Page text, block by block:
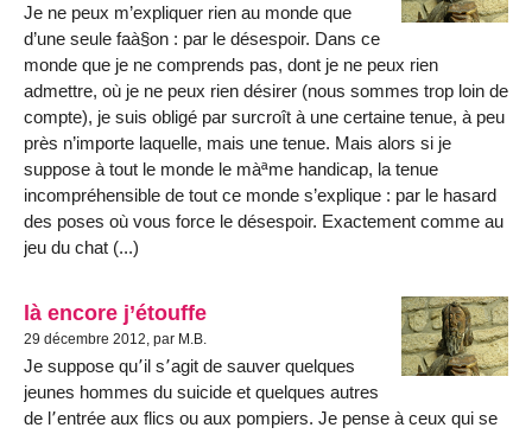
Je ne peux m’expliquer rien au monde que
d’une seule faà§on : par le désespoir. Dans ce
monde que je ne comprends pas, dont je ne peux rien
admettre, où je ne peux rien désirer (nous sommes trop loin de
compte), je suis obligé par surcroît à une certaine tenue, à peu
près n’importe laquelle, mais une tenue. Mais alors si je
suppose à tout le monde le màªme handicap, la tenue
incompréhensible de tout ce monde s’explique : par le hasard
des poses où vous force le désespoir. Exactement comme au
jeu du chat (...)
là encore j’étouffe
29 décembre 2012, par M.B.
Je suppose qu՚il s՚agit de sauver quelques
jeunes hommes du suicide et quelques autres
de l՚entrée aux flics ou aux pompiers. Je pense à ceux qui se